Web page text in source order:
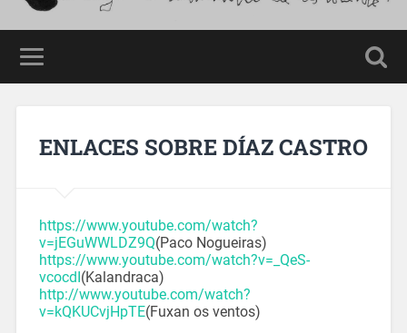
ENLACES SOBRE DÍAZ CASTRO
https://www.youtube.com/watch?
v=jEGuWWLDZ9Q(Paco Nogueiras)
https://www.youtube.com/watch?v=_QeS-
vcocdI(Kalandraca)
http://www.youtube.com/watch?
v=kQKUCvjHpTE(Fuxan os ventos)